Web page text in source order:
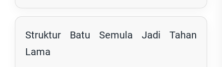
Struktur Batu Semula Jadi Tahan
Lama